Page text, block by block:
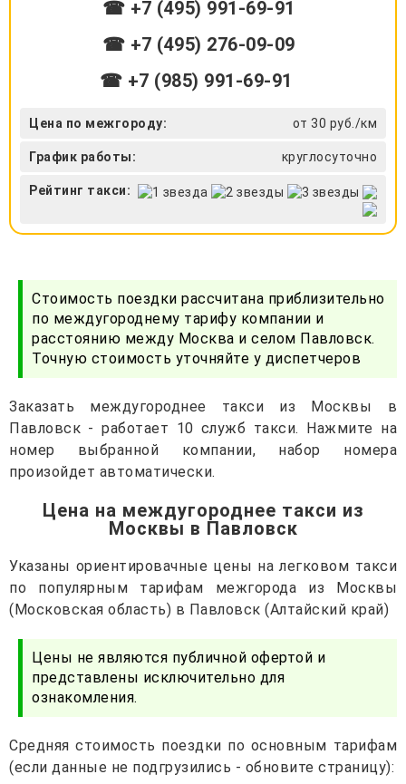
☎ +7 (495) 991-69-91
☎ +7 (495) 276-09-09
☎ +7 (985) 991-69-91
Цена по межгороду: от 30 руб./км
График работы: круглосуточно
Рейтинг такси:
Стоимость поездки рассчитана приблизительно
по междугороднему тарифу компании и
расстоянию между Москва и селом Павловск.
Точную стоимость уточняйте у диспетчеров
Заказать междугороднее такси из Москвы в
Павловск - работает 10 служб такси. Нажмите на
номер выбранной компании, набор номера
произойдет автоматически.
Цена на междугороднее такси из
Москвы в Павловск
Указаны ориентировачные цены на легковом такси
по популярным тарифам межгорода из Москвы
(Московская область) в Павловск (Алтайский край)
Цены не являются публичной офертой и
представлены исключительно для
ознакомления.
Средняя стоимость поездки по основным тарифам
(если данные не подгрузились - обновите страницу):